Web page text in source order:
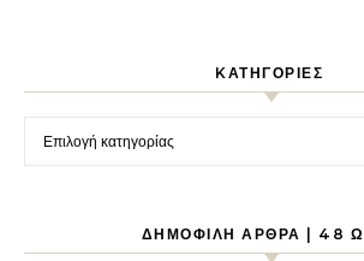
KΑΤΗΓΟΡΊΕΣ
Kατηγορίες
ΔΗΜΟΦΙΛΉ ΆΡΘΡΑ | 48